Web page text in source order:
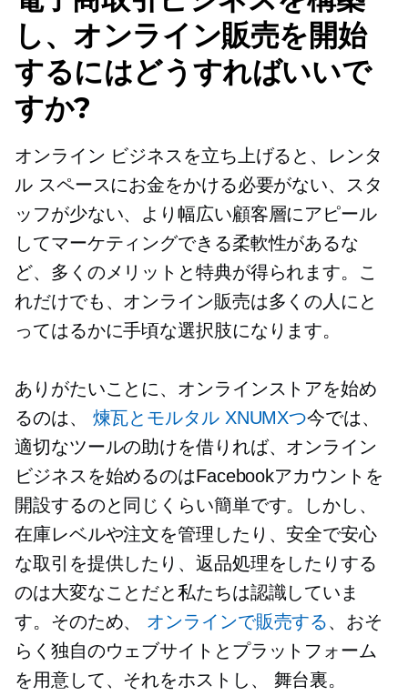
し、オンライン販売を開始
するにはどうすればいいで
すか?
オンライン ビジネスを立ち上げると、レンタ
ル スペースにお金をかける必要がない、スタ
ッフが少ない、より幅広い顧客層にアピール
してマーケティングできる柔軟性があるな
ど、多くのメリットと特典が得られます。こ
れだけでも、オンライン販売は多くの人にと
ってはるかに手頃な選択肢になります。
ありがたいことに、オンラインストアを始め
るのは、 煉瓦とモルタルXNUMXつ今では、
適切なツールの助けを借りれば、オンライン
ビジネスを始めるのはFacebookアカウントを
開設するのと同じくらい簡単です。しかし、
在庫レベルや注文を管理したり、安全で安心
な取引を提供したり、返品処理をしたりする
のは大変なことだと私たちは認識していま
す。そのため、 オンラインで販売する、おそ
らく独自のウェブサイトとプラットフォーム
を用意して、それをホストし、 舞台裏。